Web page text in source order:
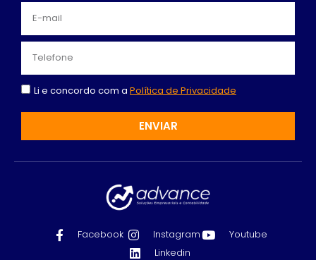
Li e concordo com a Política de Privacidade
ENVIAR
Facebook Instagram
Youtube
Linkedin